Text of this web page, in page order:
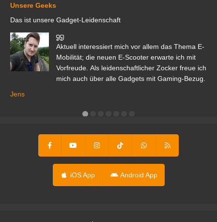
Unsere Geeks
Das ist unsere Gadget-Leidenschaft
Aktuell interessiert mich vor allem das Thema E-
Mobilität; die neuen E-Scooter erwarte ich mit
Vorfreude. Als leidenschaftlicher Zocker freue ich
mich auch über alle Gadgets mit Gaming-Bezug.
Jens
iOS App Android App